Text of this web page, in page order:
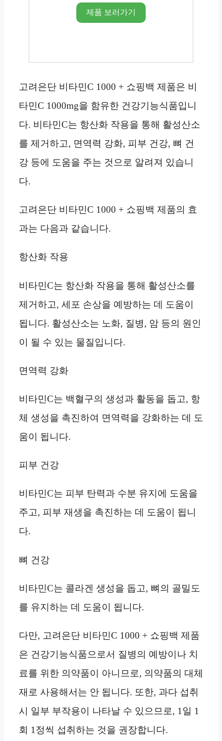
제품 보러가기
고려은단 비타민C 1000 + 쇼핑백 제품은 비
타민C 1000mg을 함유한 건강기능식품입니
다. 비타민C는 항산화 작용을 통해 활성산소
를 제거하고, 면역력 강화, 피부 건강, 뼈 건
강 등에 도움을 주는 것으로 알려져 있습니
다.
고려은단 비타민C 1000 + 쇼핑백 제품의 효
과는 다음과 같습니다.
항산화 작용
비타민C는 항산화 작용을 통해 활성산소를
제거하고, 세포 손상을 예방하는 데 도움이
됩니다. 활성산소는 노화, 질병, 암 등의 원인
이 될 수 있는 물질입니다.
면역력 강화
비타민C는 백혈구의 생성과 활동을 돕고, 항
체 생성을 촉진하여 면역력을 강화하는 데 도
움이 됩니다.
피부 건강
비타민C는 피부 탄력과 수분 유지에 도움을
주고, 피부 재생을 촉진하는 데 도움이 됩니
다.
뼈 건강
비타민C는 콜라겐 생성을 돕고, 뼈의 골밀도
를 유지하는 데 도움이 됩니다.
다만, 고려은단 비타민C 1000 + 쇼핑백 제품
은 건강기능식품으로서 질병의 예방이나 치
료를 위한 의약품이 아니므로, 의약품의 대체
재로 사용해서는 안 됩니다. 또한, 과다 섭취
시 일부 부작용이 나타날 수 있으므로, 1일 1
회 1정씩 섭취하는 것을 권장합니다.